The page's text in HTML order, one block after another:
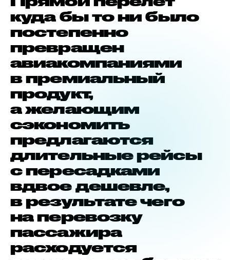
куда бы то ни было
постепенно
превращен
авиакомпаниями
в премиальный
продукт,
а желающим
сэкономить
предлагаются
длительные рейсы
с пересадками
вдвое дешевле,
в результате чего
на перевозку
пассажира
расходуется